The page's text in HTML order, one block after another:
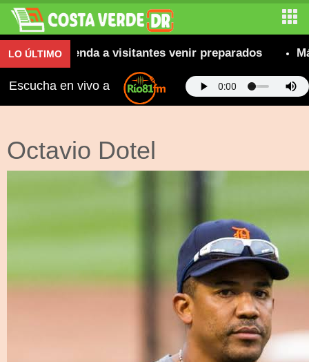
LO ÚLTIMO
se recomienda a visitantes venir preparados
Escucha en vivo a
Octavio Dotel